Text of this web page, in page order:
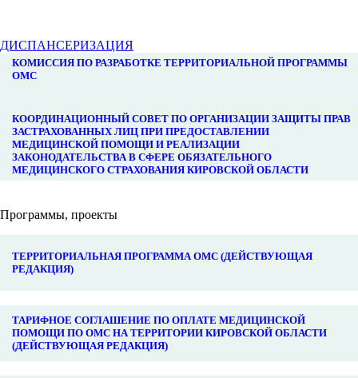
ДИСПАНСЕРИЗАЦИЯ
КОМИССИЯ ПО РАЗРАБОТКЕ ТЕРРИТОРИАЛЬНОЙ ПРОГРАММЫ
ОМС
КООРДИНАЦИОННЫЙ СОВЕТ ПО ОРГАНИЗАЦИИ ЗАЩИТЫ ПРАВ
ЗАСТРАХОВАННЫХ ЛИЦ ПРИ ПРЕДОСТАВЛЕНИИ
МЕДИЦИНСКОЙ ПОМОЩИ И РЕАЛИЗАЦИИ
ЗАКОНОДАТЕЛЬСТВА В СФЕРЕ ОБЯЗАТЕЛЬНОГО
МЕДИЦИНСКОГО СТРАХОВАНИЯ КИРОВСКОЙ ОБЛАСТИ
Программы, проекты
ТЕРРИТОРИАЛЬНАЯ ПРОГРАММА ОМС (ДЕЙСТВУЮЩАЯ
РЕДАКЦИЯ)
ТАРИФНОЕ СОГЛАШЕНИЕ ПО ОПЛАТЕ МЕДИЦИНСКОЙ
ПОМОЩИ ПО ОМС НА ТЕРРИТОРИИ КИРОВСКОЙ ОБЛАСТИ
(ДЕЙСТВУЮЩАЯ РЕДАКЦИЯ)